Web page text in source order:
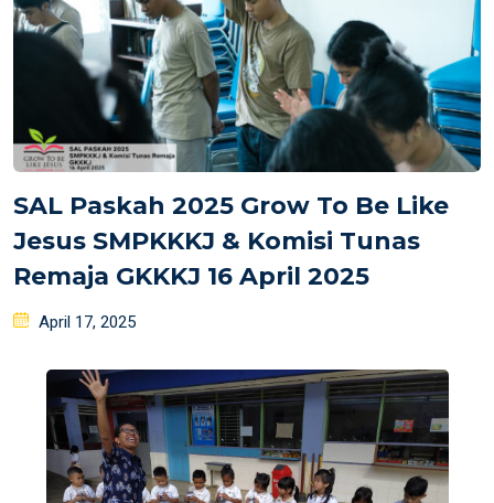
SAL Paskah 2025 Grow To Be Like
Jesus SMPKKKJ & Komisi Tunas
Remaja GKKKJ 16 April 2025
Posted
April 17, 2025